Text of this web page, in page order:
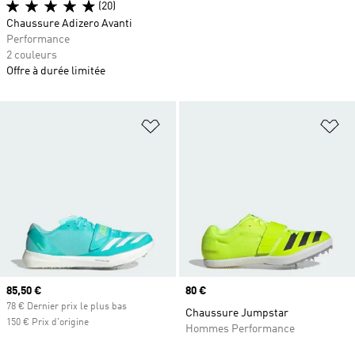
Ajouter à la Liste de produits
Prix actuel
85,50 €
78 € Dernier prix le plus bas
150 € Prix d'origine
Prix
80 €
Chaussure Jumpstar
Hommes Performance
(20)
Chaussure Adizero Avanti
Performance
2 couleurs
Offre à durée limitée